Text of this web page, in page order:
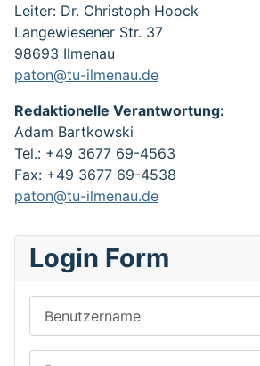
Leiter: Dr. Christoph Hoock
Langewiesener Str. 37
98693 Ilmenau
paton@tu-ilmenau.de
Redaktionelle Verantwortung:
Adam Bartkowski
Tel.: +49 3677 69-4563
Fax: +49 3677 69-4538
paton@tu-ilmenau.de
Login Form